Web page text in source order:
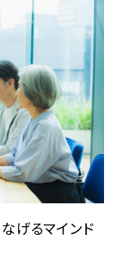
げるマインド